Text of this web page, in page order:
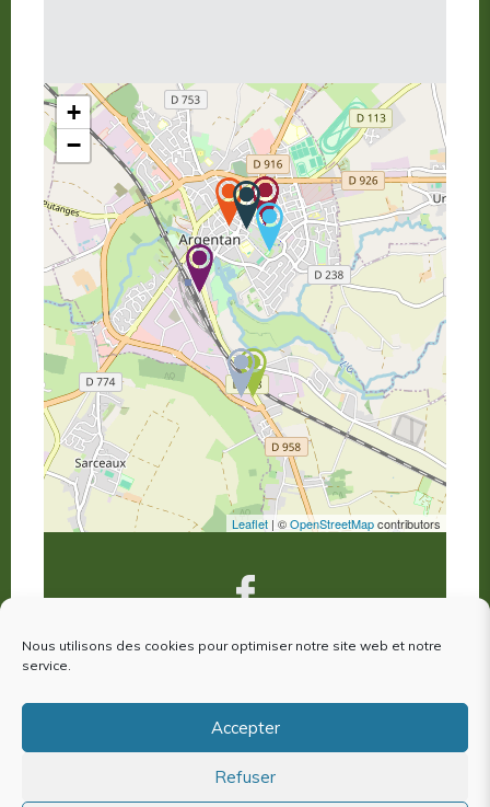
Nous utilisons des cookies pour optimiser notre site web et notre
service.
Accepter
Refuser
+
−
Leaflet | ©OpenStreetMapcontributors
votre avis nous intéresse !